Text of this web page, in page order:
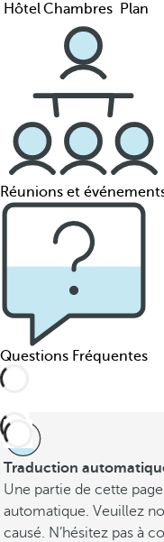
HôtelChambres Plan
Réunions et
Questions Fréquentes
Traduction
Une partie de cette
automatique. Veuillez
causé. N’hésitez pas à